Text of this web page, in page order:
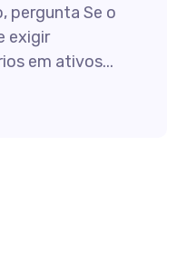
pergunta Se o
exigir
em ativos...